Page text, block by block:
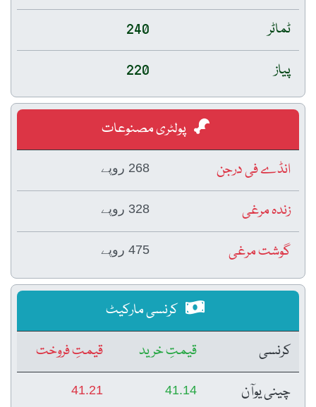
ٹماٹر
240
پیاز
220
پولٹری مصنوعات
انڈے فی درجن
268 روپے
زندہ مرغی 328 روپے
گوشت مرغی 475 روپے
کرنسی مارکیٹ
کرنسی
قیمتِ خرید
قیمتِ فروخت
چینی یوآن
41.14
41.21